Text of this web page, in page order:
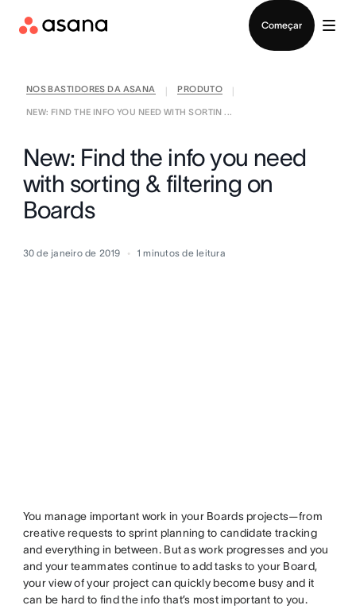
Começar
NOS BASTIDORES DA ASANA PRODUTO
NEW: FIND THE INFO YOU NEED WITH SORTIN ...
New: Find the info you need
with sorting & filtering on
Boards
30 de janeiro de 2019 1 minutos de leitura
You manage important work in your Boards projects—from
creative requests to sprint planning to candidate tracking
and everything in between. But as work progresses and you
and your teammates continue to add tasks to your Board,
your view of your project can quickly become busy and it
can be hard to find the info that’s most important to you.